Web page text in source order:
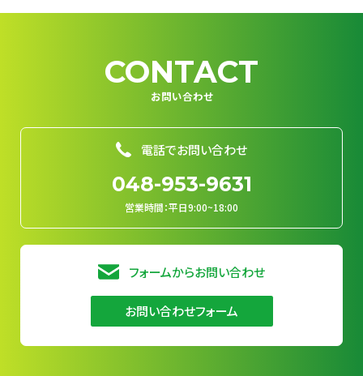
CONTACT
お問い合わせ
電話でお問い合わせ
048-953-9631
営業時間：平日9:00~18:00
フォームからお問い合わせ
お問い合わせフォーム